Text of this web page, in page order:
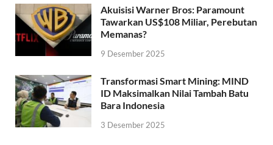
Akuisisi Warner Bros: Paramount
Tawarkan US$108 Miliar, Perebutan
Memanas?
9 Desember 2025
Transformasi Smart Mining: MIND
ID Maksimalkan Nilai Tambah Batu
Bara Indonesia
3 Desember 2025